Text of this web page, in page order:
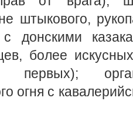
штыкового,
донскими
более
огня с